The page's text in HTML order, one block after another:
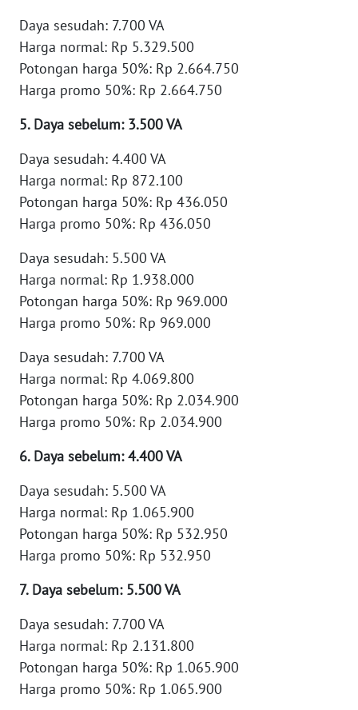
Daya sesudah: 7.700 VA
Harga normal: Rp 5.329.500
Potongan harga 50%: Rp 2.664.750
Harga promo 50%: Rp 2.664.750
5. Daya sebelum: 3.500 VA
Daya sesudah: 4.400 VA
Harga normal: Rp 872.100
Potongan harga 50%: Rp 436.050
Harga promo 50%: Rp 436.050
Daya sesudah: 5.500 VA
Harga normal: Rp 1.938.000
Potongan harga 50%: Rp 969.000
Harga promo 50%: Rp 969.000
Daya sesudah: 7.700 VA
Harga normal: Rp 4.069.800
Potongan harga 50%: Rp 2.034.900
Harga promo 50%: Rp 2.034.900
6. Daya sebelum: 4.400 VA
Daya sesudah: 5.500 VA
Harga normal: Rp 1.065.900
Potongan harga 50%: Rp 532.950
Harga promo 50%: Rp 532.950
7. Daya sebelum: 5.500 VA
Daya sesudah: 7.700 VA
Harga normal: Rp 2.131.800
Potongan harga 50%: Rp 1.065.900
Harga promo 50%: Rp 1.065.900
TEBING
TINGGI
WN
PAKPAK
KARAWANG
WN
BEKASI
WN
BOGOR
WN
WN
TAPANULI
WN
WN
PADANG
WN
WN
CIANJUR